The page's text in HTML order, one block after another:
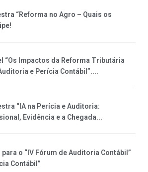
“Reforma no Agro – Quais os
“Os Impactos da Reforma Tributária
e Perícia Contábil”....
“IA na Perícia e Auditoria:
Evidência e a Chegada...
o “IV Fórum de Auditoria Contábil”
Contábil”